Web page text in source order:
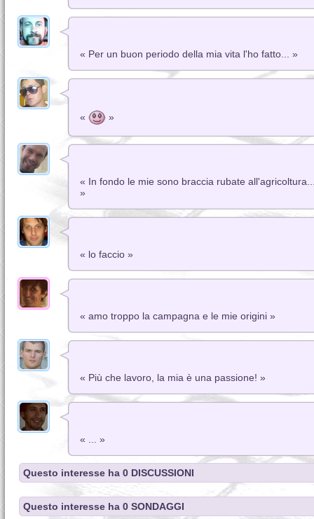
« Per un buon periodo della mia vita l'ho fatto... »
« »
« In fondo le mie sono braccia rubate
»
« lo faccio »
« amo troppo la campagna e le mie origini »
« Più che lavoro, la mia è una passione! »
« ... »
Questo interesse ha 0 DISCUSSIONI
Questo interesse ha 0 SONDAGGI